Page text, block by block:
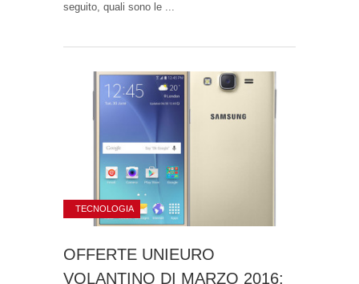
seguito, quali sono le ...
TECNOLOGIA
OFFERTE UNIEURO
VOLANTINO DI MARZO 2016: